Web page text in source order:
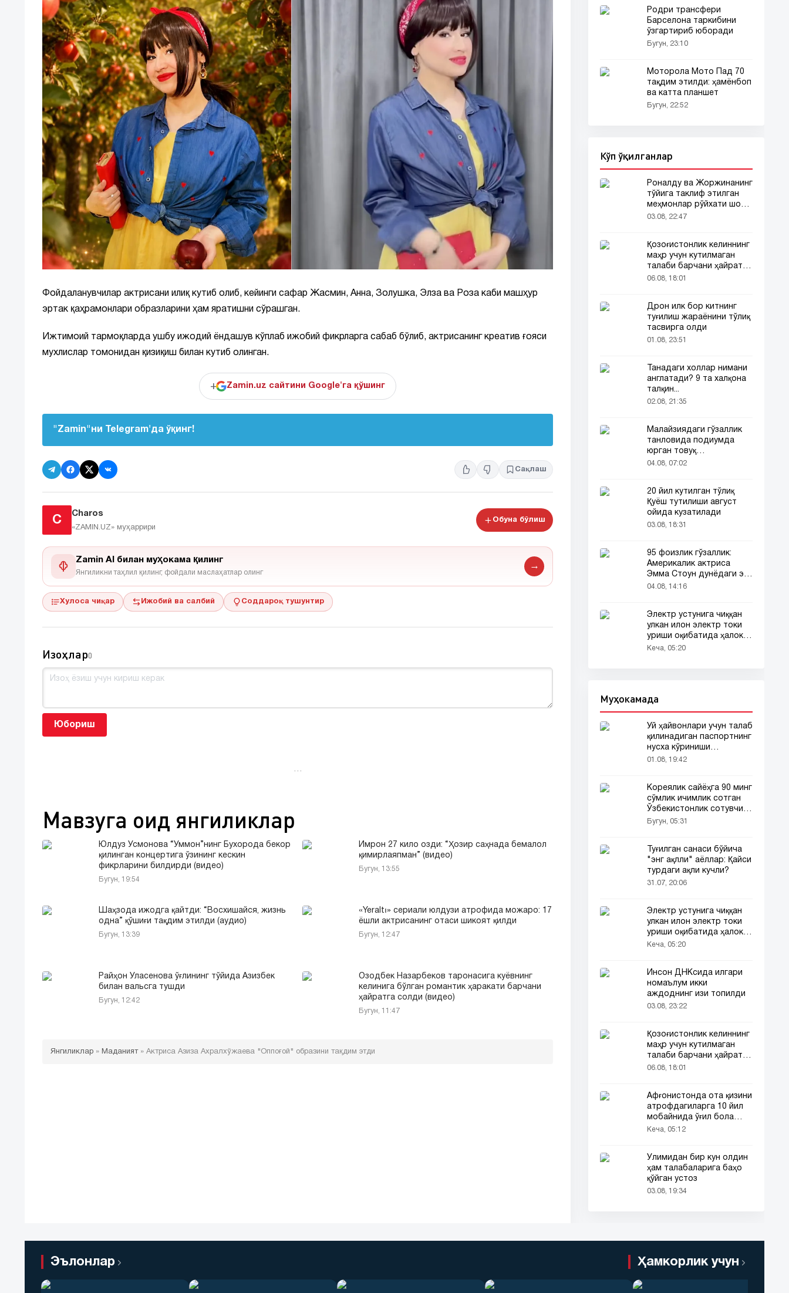
Фойдаланувчилар актрисани илиқ кутиб олиб, кейинги сафар Жасмин, Анна, Золушка, Элза ва Роза каби машҳур
эртак қаҳрамонлари образларини ҳам яратишни сўрашган.
Ижтимоий тармоқларда ушбу ижодий ёндашув кўплаб ижобий фикрларга сабаб бўлиб, актрисанинг креатив ғояси
мухлислар томонидан қизиқиш билан кутиб олинган.
+ Zamin.uz сайтини Google'га қўшинг
"Zamin"ни Telegram'да ўқинг!
Сақлаш
C
Charos
«ZAMIN.UZ» муҳаррири
Обуна бўлиш
Zamin AI билан муҳокама қилинг
Янгиликни таҳлил қилинг, фойдали маслаҳатлар олинг
→
Хулоса чиқар Ижобий ва салбий Соддароқ тушунтир
Изоҳлар0
Юбориш
…
Мавзуга оид янгиликлар
Юлдуз Усмонова “Уммон”нинг Бухорода бекор
қилинган концертига ўзининг кескин
фикрларини билдирди (видео)
Бугун, 19:54
Имрон 27 кило озди: “Ҳозир саҳнада бемалол
қимирлаяпман” (видео)
Бугун, 13:55
Шаҳзода ижодга қайтди: “Восхишайся, жизнь
одна” қўшиғи тақдим этилди (аудио)
Бугун, 13:39
«Yeraltı» сериали юлдузи атрофида можаро: 17
ёшли актрисанинг отаси шикоят қилди
Бугун, 12:47
Райҳон Уласенова ўғлининг тўйида Азизбек
билан вальсга тушди
Бугун, 12:42
Озодбек Назарбеков таронасига куёвнинг
келинига бўлган романтик ҳаракати барчани
ҳайратга солди (видео)
Бугун, 11:47
Янгиликлар » Маданият» Актриса Азиза Ахралхўжаева "Оппоғой" образини тақдим этди
Родри трансфери
Барселона таркибини
ўзгартириб юборади
Бугун, 23:10
Моторола Мото Пад 70
тақдим этилди: ҳамёнбоп
ва катта планшет
Бугун, 22:52
Кўп ўқилганлар
Роналду ва Жоржинанинг
тўйига таклиф этилган
меҳмонлар рўйхати шов-
шувда
03.08, 22:47
Қозоғистонлик келиннинг
маҳр учун кутилмаган
талаби барчани ҳайратга
солди
06.08, 18:01
Дрон илк бор китнинг
туғилиш жараёнини тўлиқ
тасвирга олди
01.08, 23:51
Танадаги холлар нимани
англатади? 9 та халқона
талқин...
02.08, 21:35
Малайзиядаги гўзаллик
танловида подиумда
юрган товуқ
томошабинлар
04.08, 07:02
20 йил кутилган тўлиқ
Қуёш тутилиши август
ойида кузатилади
03.08, 18:31
95 фоизлик гўзаллик:
Америкалик актриса
Эмма Стоун дунёдаги энг
гўзал аёл деб топилди!
04.08, 14:16
Электр устунига чиққан
улкан илон электр токи
уриши оқибатида ҳалок
бўлди
Кеча, 05:20
Муҳокамада
Уй ҳайвонлари учун талаб
қилинадиган паспортнинг
нусха кўриниши
тармоқларда тарқалди
01.08, 19:42
Кореялик сайёҳга 90 минг
сўмлик ичимлик сотган
Ўзбекистонлик сотувчи
Корея телевидениясида
Бугун, 05:31
Туғилган санаси бўйича
"энг ақлли" аёллар: Қайси
турдаги ақли кучли?
31.07, 20:06
Электр устунига чиққан
улкан илон электр токи
уриши оқибатида ҳалок
бўлди
Кеча, 05:20
Инсон ДНКсида илгари
номаълум икки
аждоднинг изи топилди
03.08, 23:22
Қозоғистонлик келиннинг
маҳр учун кутилмаган
талаби барчани ҳайратга
солди
06.08, 18:01
Афғонистонда ота қизини
атрофдагиларга 10 йил
мобайнида ўғил бола
сифатида таништирди
Кеча, 05:12
Ўлимидан бир кун олдин
ҳам талабаларига баҳо
қўйган устоз
03.08, 19:34
Эълонлар Ҳамкорлик учун